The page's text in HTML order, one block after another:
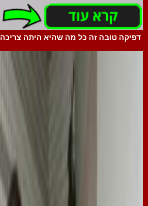
דפיקה טובה זה כל מה שהיא היתה צריכה